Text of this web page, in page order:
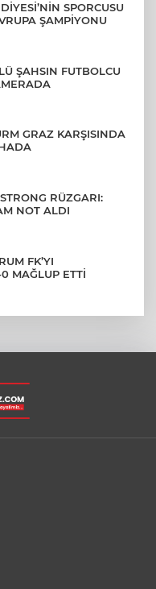
SPORCUSU
ŞAMPİYONU
ŞAHSIN FUTBOLCU
GRAZ KARŞISINDA
RÜZGARI:
NOT ALDI
FK’YI
MAĞLUP ETTİ
YAŞINDAKİ
DESTE DESTE
SEZON